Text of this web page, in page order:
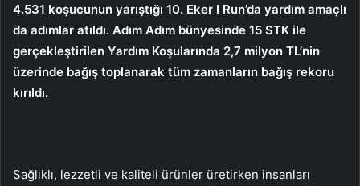
4.531 koşucunun yarıştığı 10. Eker I Run’da yardım amaçlı
da adımlar atıldı. Adım Adım bünyesinde 15 STK ile
gerçekleştirilen Yardım Koşularında 2,7 milyon TL’nin
üzerinde bağış toplanarak tüm zamanların bağış rekoru
kırıldı.
Sağlıklı, lezzetli ve kaliteli ürünler üretirken insanları